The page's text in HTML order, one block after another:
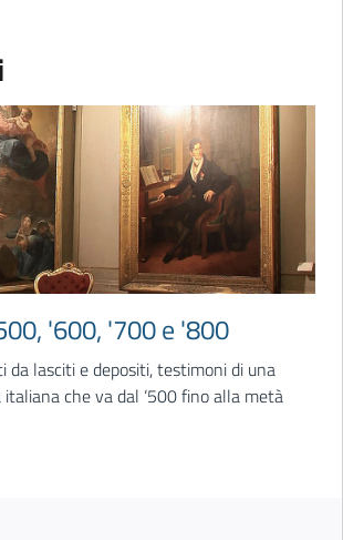
'600, '700 e '800
da lasciti e depositi, testimoni di una
che va dal ‘500 fino alla metà